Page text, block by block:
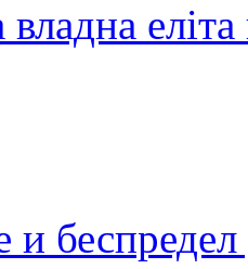
владна
и